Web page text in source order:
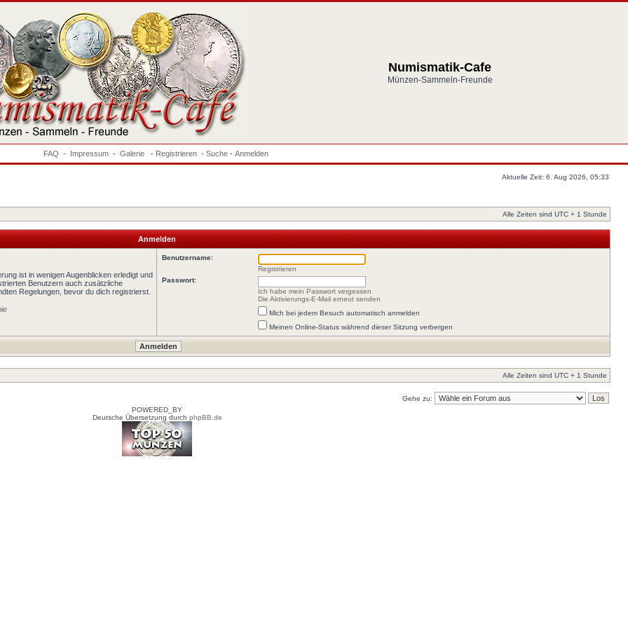
Numismatik-Cafe
Münzen-Sammeln-Freunde
FAQ - Impressum - Galerie - Registrieren - Suche - Anmelden
Aktuelle Zeit: 6. Aug 2026, 05:33
Alle Zeiten sind UTC + 1 Stunde
Anmelden
ist in wenigen Augenblicken erledigt und
Benutzern auch zusätzliche
Regelungen, bevor du dich registrierst.
Benutzername:
Registrieren
Passwort:
Ich habe mein Passwort vergessen
Die Aktivierungs-E-Mail erneut senden
Mich bei jedem Besuch automatisch anmelden
Meinen Online-Status während dieser Sitzung verbergen
Alle Zeiten sind UTC + 1 Stunde
Gehe zu:
POWERED_BY
Deutsche Übersetzung durch phpBB.de